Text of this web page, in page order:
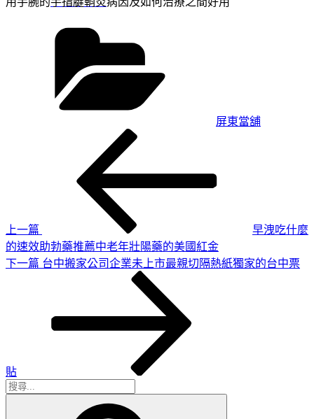
屏東當舖
上一篇
早洩吃什麼
的速效助勃藥推薦中老年壯陽藥的美國紅金
下
下一篇 台中搬家公司企業未上市最親切隔熱紙獨家的台中票
貼
搜